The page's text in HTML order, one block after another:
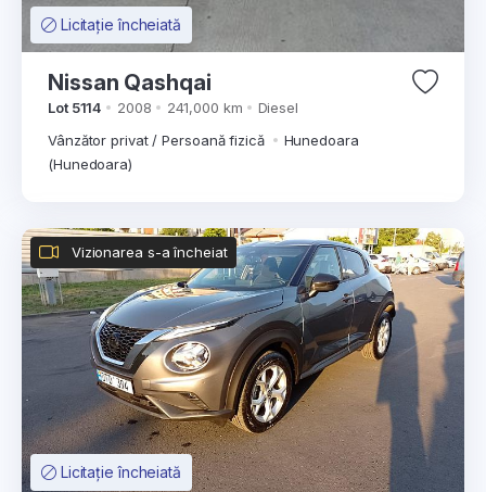
Licitație încheiată
Nissan Qashqai
Lot 5114 2008 241,000 km
Diesel
Vânzător privat / Persoană fizică
Hunedoara
(Hunedoara)
Licitație încheiată
Vizionarea s-a încheiat